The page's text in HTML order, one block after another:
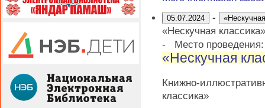
05.07.2024 -
«Нескучная классика»
-
Место
«Нескучная
Книжно-
классика»